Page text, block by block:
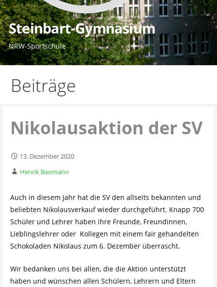
Steinbart-Gymnasium
NRW-Sportschule
Beiträge
Nikolausaktion der SV
13. Dezember 2020
Henrik Baumann
Auch in diesem Jahr hat die SV den allseits bekannten und
beliebten Nikolausverkauf wieder durchgeführt. Knapp 700
Schüler und Lehrer haben ihre Freunde, Freundinnen,
Lieblingslehrer oder Kollegen mit einem fair gehandelten
Schokoladen Nikolaus zum 6. Dezember überrascht.
Wir bedanken uns bei allen, die die Aktion unterstützt
haben und wünschen allen Schülern, Lehrern und Eltern